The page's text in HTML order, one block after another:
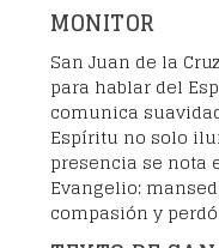
MONITOR
San Juan de la
para hablar del
comunica
Espíritu no solo
presencia se nota
Evangelio:
compasión y